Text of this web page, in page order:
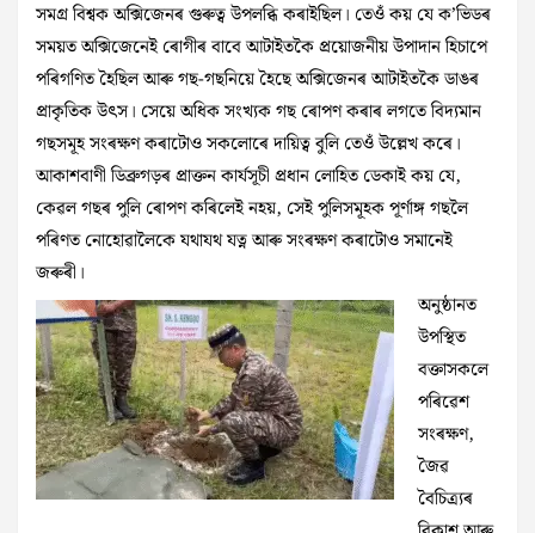
সমগ্ৰ বিশ্বক অক্সিজেনৰ গুৰুত্ব উপলব্ধি কৰাইছিল। তেওঁ কয় যে ক’ভিডৰ
সময়ত অক্সিজেনেই ৰোগীৰ বাবে আটাইতকৈ প্ৰয়োজনীয় উপাদান হিচাপে
পৰিগণিত হৈছিল আৰু গছ-গছনিয়ে হৈছে অক্সিজেনৰ আটাইতকৈ ডাঙৰ
প্ৰাকৃতিক উৎস। সেয়ে অধিক সংখ্যক গছ ৰোপণ কৰাৰ লগতে বিদ্যমান
গছসমূহ সংৰক্ষণ কৰাটোও সকলোৰে দায়িত্ব বুলি তেওঁ উল্লেখ কৰে।
আকাশবাণী ডিব্ৰুগড়ৰ প্ৰাক্তন কাৰ্যসূচী প্ৰধান লোহিত ডেকাই কয় যে,
কেৱল গছৰ পুলি ৰোপণ কৰিলেই নহয়, সেই পুলিসমূহক পূৰ্ণাঙ্গ গছলৈ
পৰিণত নোহোৱালৈকে যথাযথ যত্ন আৰু সংৰক্ষণ কৰাটোও সমানেই
জৰুৰী।
অনুষ্ঠানত
উপস্থিত
বক্তাসকলে
পৰিৱেশ
সংৰক্ষণ,
জৈৱ
বৈচিত্ৰ্যৰ